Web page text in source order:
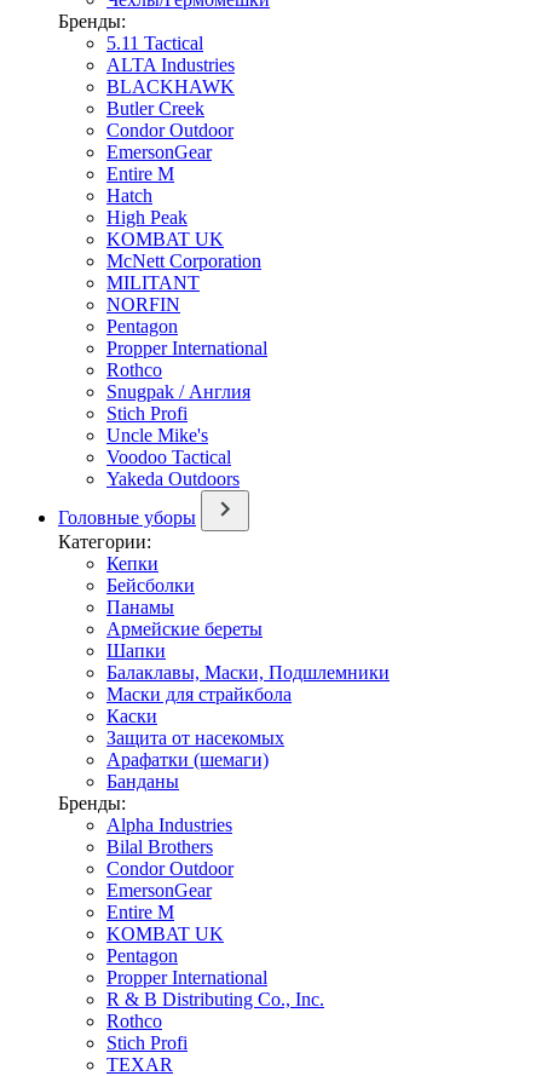
Бренды:
5.11 Tactical
ALTA Industries
BLACKHAWK
Butler Creek
Condor Outdoor
EmersonGear
Entire M
Hatch
High Peak
KOMBAT UK
McNett Corporation
MILITANT
NORFIN
Pentagon
Propper International
Rothco
Snugpak / Англия
Stich Profi
Uncle Mike's
Voodoo Tactical
Yakeda Outdoors
Головные уборы
Категории:
Кепки
Бейсболки
Панамы
Армейские береты
Шапки
Балаклавы, Маски, Подшлемники
Маски для страйкбола
Каски
Защита от насекомых
Арафатки (шемаги)
Банданы
Бренды:
Alpha Industries
Bilal Brothers
Condor Outdoor
EmersonGear
Entire M
KOMBAT UK
Pentagon
Propper International
R & B Distributing Co., Inc.
Rothco
Stich Profi
TEXAR